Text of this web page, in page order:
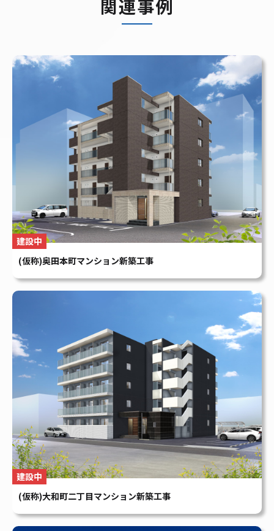
(仮称)奥田本町マンション新築工事
建設中
賃貸マンション
Foresis 下中野